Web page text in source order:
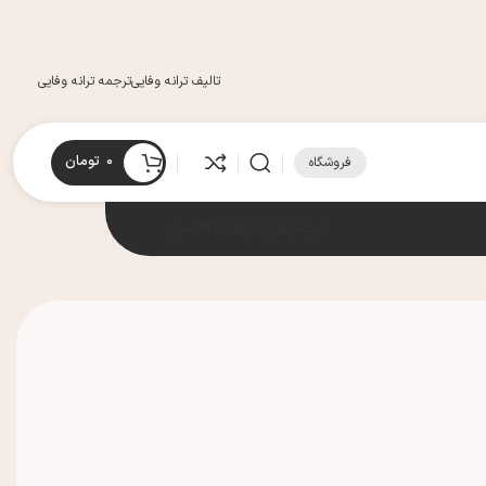
تالیف ترانه وفاییترجمه ترانه وفایی
فروشگاه 0 تومان